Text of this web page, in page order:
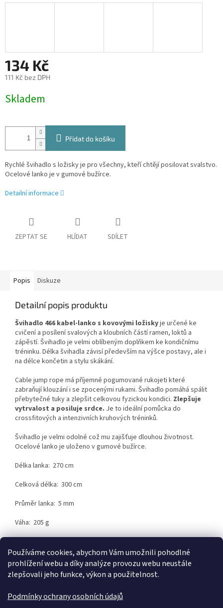
Používáme cookies, abychom Vám umožnili pohodlné
prohlížení webu a díky analýze provozu webu neustále
zlepšovali jeho funkce, výkon a použitelnost.
Podmínky ochrany osobních údajů
134 Kč
111 Kč bez DPH
cena:
Skladem
Přidat do košíku
Rychlé švihadlo s ložisky je pro všechny, kteří chtějí posilovat svalstvo.
Ocelové lanko je v gumové bužírce.
Detailní informace
ZEPTAT SE HLÍDAT SDÍLET
Popis Diskuze
Detailní popis produktu
Švihadlo 466 kabel-lanko s kovovými ložiskyje určené ke
cvičení a posílení svalových a kloubních částí ramen, loktů a
zápěstí. Švihadlo je velmi oblíbeným doplňkem ke kondičnímu
tréninku. Délka švihadla závisí především na výšce postavy, ale i
na délce končetin a stylu skákání.
Cable jump rope má příjemné pogumované rukojeti které
zabraňují klouzání i se zpocenými rukami. Švihadlo pomáhá spálit
přebytečné tuky a zlepšit celkovou fyzickou kondici. Zlepšuje
vytrvalost a posiluje srdce. Je to ideální pomůcka do
crossfitových a intenzivních kruhových tréninků.
Švihadlo je velmi odolné což mu zajišťuje dlouhou životnost.
Ocelové lanko je uloženo v gumové bužírce.
Délka lanka: 270 cm
Celková délka: 300 cm
Průměr lanka: 5 mm
Váha: 205 g